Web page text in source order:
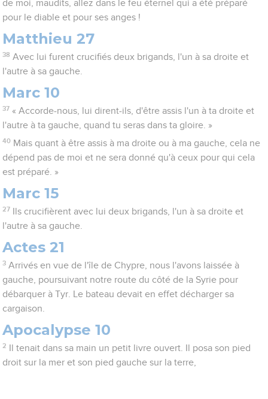
de moi, maudits, allez dans le feu éternel qui a été préparé
pour le diable et pour ses anges !
Matthieu 27
38 Avec lui furent crucifiés deux brigands, l'un à sa droite et
l'autre à sa gauche.
Marc 10
37 « Accorde-nous, lui dirent-ils, d'être assis l'un à ta droite et
l'autre à ta gauche, quand tu seras dans ta gloire. »
40 Mais quant à être assis à ma droite ou à ma gauche, cela ne
dépend pas de moi et ne sera donné qu'à ceux pour qui cela
est préparé. »
Marc 15
27
Ils crucifièrent avec lui deux brigands, l'un à sa droite et
l'autre à sa gauche.
Actes 21
3 Arrivés en vue de l'île de Chypre, nous l'avons laissée à
gauche, poursuivant notre route du côté de la Syrie pour
débarquer à Tyr. Le bateau devait en effet décharger sa
cargaison.
Apocalypse 10
2
Il tenait dans sa main un petit livre ouvert. Il posa son pied
droit sur la mer et son pied gauche sur la terre,